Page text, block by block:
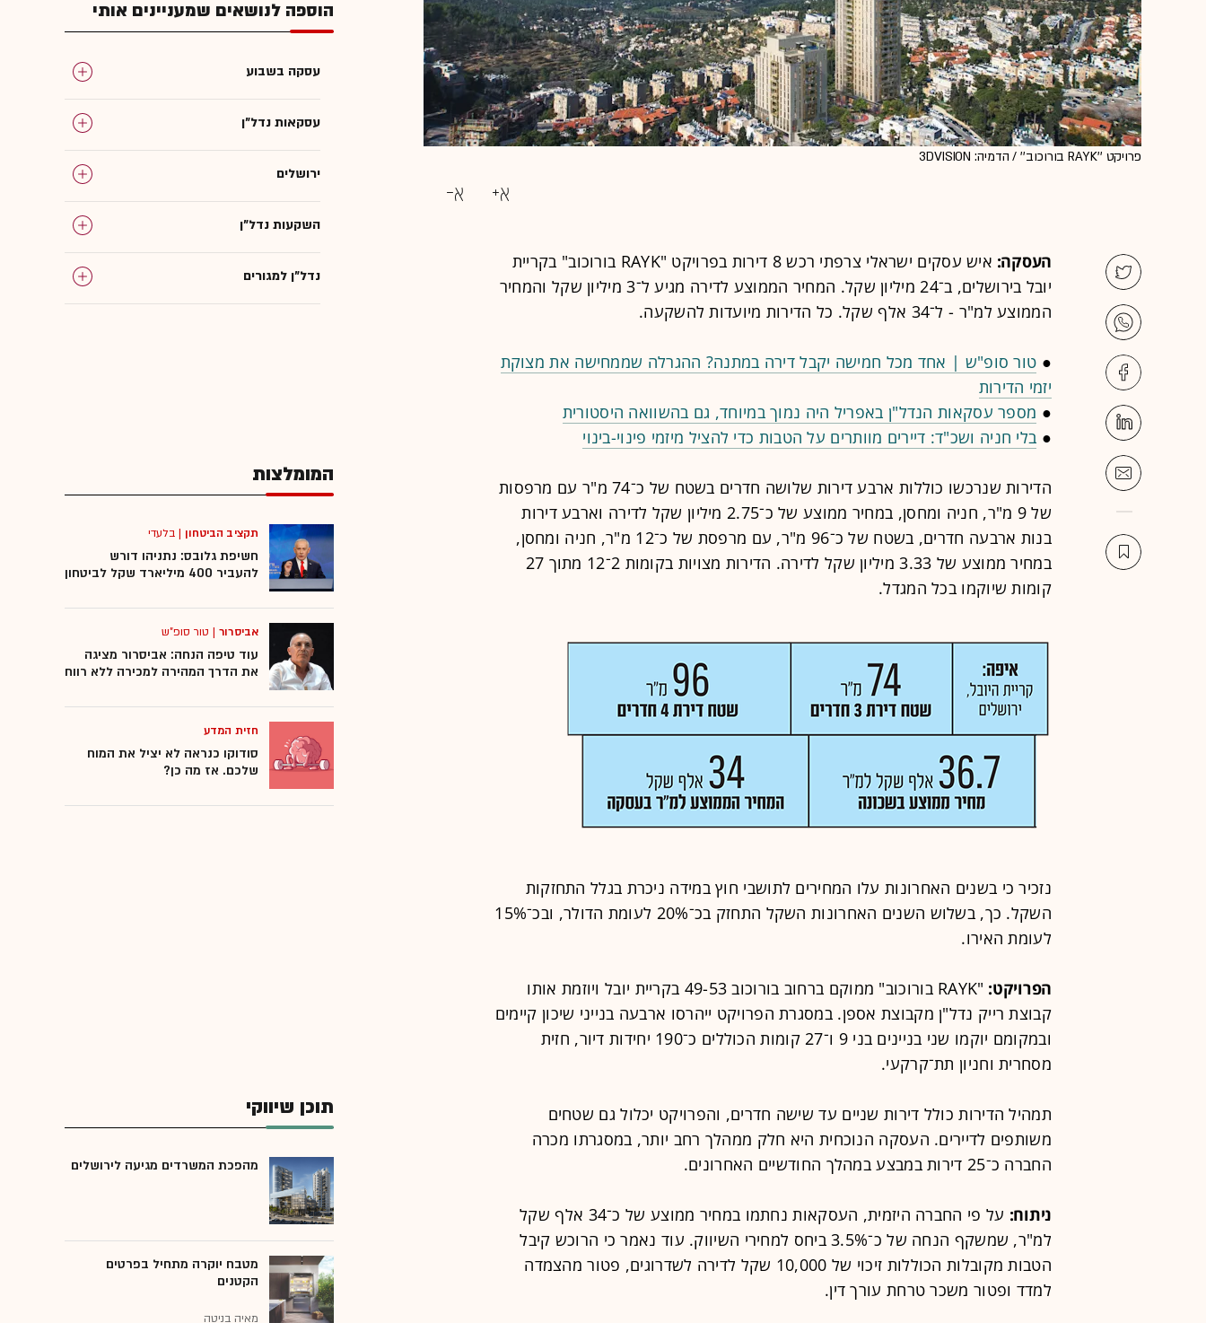
פרויקט ''RAYK בורוכוב'' / הדמיה: 3DVISION
העסקה:
איש עסקים ישראלי צרפתי רכש 8 דירות בפרויקט "RAYK בורוכוב" בקריית
יובל בירושלים, ב־24 מיליון שקל. המחיר הממוצע לדירה מגיע ל־3 מיליון שקל והמחיר
הממוצע למ"ר - ל־34 אלף שקל. כל הדירות מיועדות להשקעה.
● טור סופ"ש | אחד מכל חמישה יקבל דירה במתנה? ההגרלה שממחישה את מצוקת
יזמי הדירות
● מספר עסקאות הנדל"ן באפריל היה נמוך במיוחד, גם בהשוואה היסטורית
● בלי חניה ושכ"ד: דיירים מוותרים על הטבות כדי להציל מיזמי פינוי-בינוי
הדירות שנרכשו כוללות ארבע דירות שלושה חדרים בשטח של כ־74 מ"ר עם מרפסות
של 9 מ"ר, חניה ומחסן, במחיר ממוצע של כ־2.75 מיליון שקל לדירה וארבע דירות
בנות ארבעה חדרים, בשטח של כ־96 מ"ר, עם מרפסת של כ־12 מ"ר, חניה ומחסן,
במחיר ממוצע של 3.33 מיליון שקל לדירה. הדירות מצויות בקומות 2־12 מתוך 27
קומות שיוקמו בכל המגדל.
נזכיר כי בשנים האחרונות עלו המחירים לתושבי חוץ במידה ניכרת בגלל התחזקות
השקל. כך, בשלוש השנים האחרונות השקל התחזק בכ־20% לעומת הדולר, ובכ־15%
לעומת האירו.
הפרויקט:
"RAYK בורוכוב" ממוקם ברחוב בורוכוב 49-53 בקריית יובל ויוזמת אותו
קבוצת רייק נדל"ן מקבוצת אספן. במסגרת הפרויקט ייהרסו ארבעה בנייני שיכון קיימים
ובמקומם יוקמו שני בניינים בני 9 ו־27 קומות הכוללים כ־190 יחידות דיור, חזית
מסחרית וחניון תת־קרקעי.
תמהיל הדירות כולל דירות שניים עד שישה חדרים, והפרויקט יכלול גם שטחים
משותפים לדיירים. העסקה הנוכחית היא חלק ממהלך רחב יותר, במסגרתו מכרה
החברה כ־25 דירות במבצע במהלך החודשיים האחרונים.
ניתוח:
על פי החברה היזמית, העסקאות נחתמו במחיר ממוצע של כ־34 אלף שקל
למ"ר, שמשקף הנחה של כ־3.5% ביחס למחירי השיווק. עוד נאמר כי הרוכש קיבל
הטבות מקובלות הכוללות זיכוי של 10,000 שקל לדירה לשדרוגים, פטור מהצמדה
למדד ופטור משכר טרחת עורך דין.
הוספה לנושאים שמעניינים אותי
עסקה בשבוע
עסקאות נדל"ן
ירושלים
השקעות נדל"ן
נדל"ן למגורים
המומלצות
תקציב הביטחון |בלעדי
חשיפת גלובס: נתניהו דורש
להעביר 400 מיליארד שקל לביטחון
אביסרור| טור סופ"ש
עוד טיפה הנחה: אביסרור מציגה
את הדרך המהירה למכירה ללא רווח
חזית המדע
סודוקו כנראה לא יציל את המוח
שלכם. אז מה כן?
תוכן שיווקי
מהפכת המשרדים מגיעה לירושלים
מטבח יוקרה מתחיל בפרטים
הקטנים
מאיה בניטה